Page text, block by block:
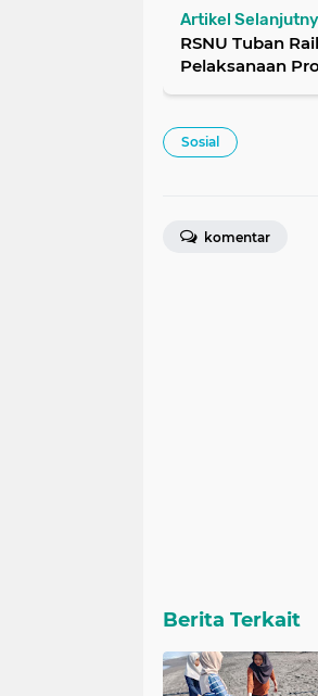
Artikel
RSNU Tuban
Pelaksanaan
Sosial
komentar
Berita Terkait